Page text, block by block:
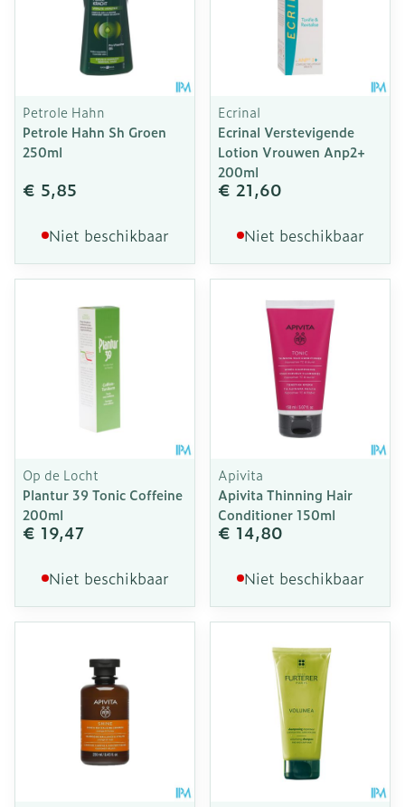
Petrole Hahn
Petrole Hahn Sh Groen
250ml
€ 5,85
Niet beschikbaar
Ecrinal
Ecrinal Verstevigende
Lotion Vrouwen Anp2+
200ml
€ 21,60
Niet beschikbaar
Op de Locht
Plantur 39 Tonic Coffeine
200ml
€ 19,47
Niet beschikbaar
Apivita
Apivita Thinning Hair
Conditioner 150ml
€ 14,80
Niet beschikbaar